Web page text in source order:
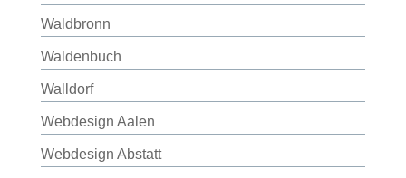
Waldbronn
Waldenbuch
Walldorf
Webdesign Aalen
Webdesign Abstatt